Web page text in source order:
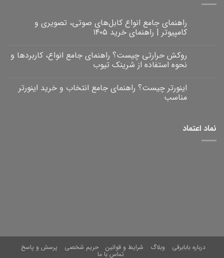
راهنمای جامع انواع کابل‌های صوتی، تصویری و
کامپیوتر | راهنمای خرید ۱۴۰۵
برای
راهنمای
جامع
صوتی،
تصویری
و
خرید
۱۴۰۵
ثبت
نشده
روکش حرارتی چیست؟ راهنمای جامع انواع، کاربردها و
نحوه استفاده از شرینک تیوب
برای
روکش
حرارتی
انواع،
کاربردها
ثبت
نشده
اینورتر چیست؟ راهنمای جامع انتخاب و خرید اینورتر
مناسب
اینورتر
چیست؟
نشده
نماد اعتماد
درباره بابابرقی وبلاگ شرایط و قوانین حریم شخصی پرسش و پاسخ
تماس با ما